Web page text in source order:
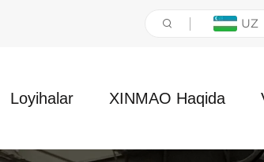
UZ
Loyihalar XINMAO Haqida